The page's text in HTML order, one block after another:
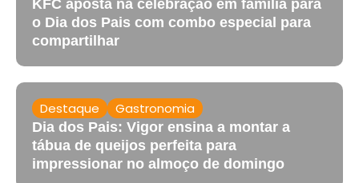
KFC aposta na celebração em família para
o Dia dos Pais com combo especial para
compartilhar
Destaque Gastronomia
Dia dos Pais: Vigor ensina a montar a
tábua de queijos perfeita para
impressionar no almoço de domingo